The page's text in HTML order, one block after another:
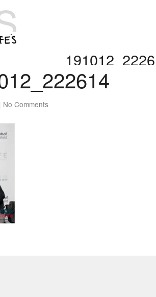
No Comments